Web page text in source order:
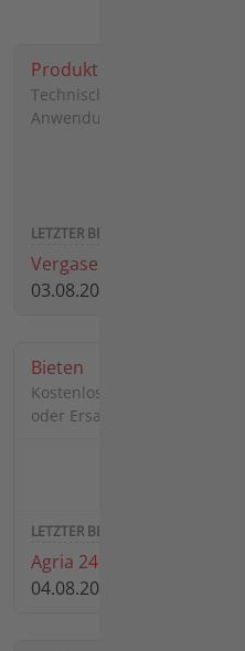
Produkte
Technische Fragen,
Anwendungshinweise
Vergaser für agria 3600
03.08.2026 12:14 von
Bieten
Kostenlos gebrauchte
oder Ersatzteile zum Verkauf
Agria 2400 mit Anhänger
04.08.2026 17:25 von